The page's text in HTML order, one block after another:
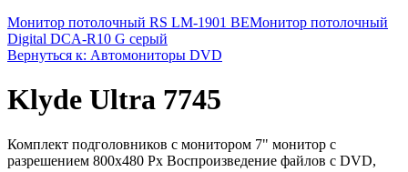
Монитор потолочный RS LM-1901 BEМонитор потолочный
Digital DCA-R10 G серый
Вернуться к: Автомониторы DVD
Klyde Ultra 7745
Комплект подголовников с монитором 7" монитор с
разрешением 800х480 Рх Воспроизведение файлов с DVD,